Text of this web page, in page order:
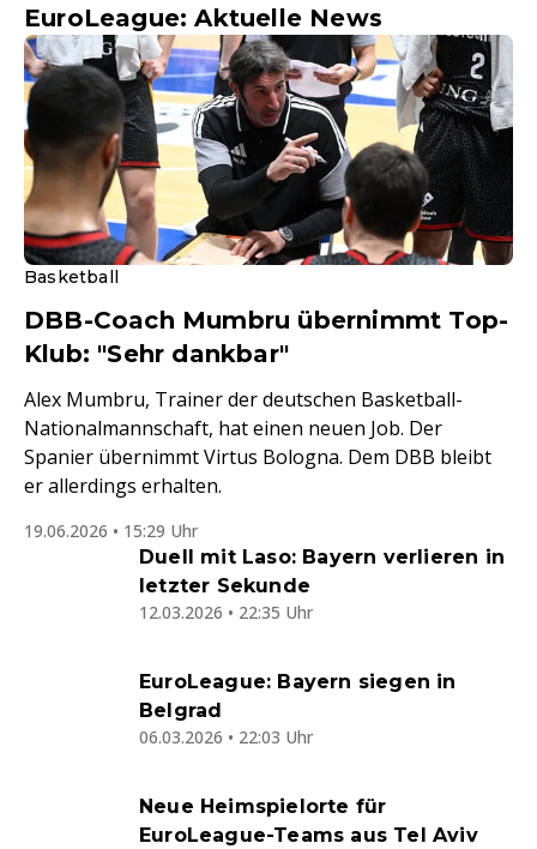
EuroLeague: Aktuelle News
Basketball
DBB-Coach Mumbru übernimmt Top-
Klub: "Sehr dankbar"
Alex Mumbru, Trainer der deutschen Basketball-
Nationalmannschaft, hat einen neuen Job. Der
Spanier übernimmt Virtus Bologna. Dem DBB bleibt
er allerdings erhalten.
19.06.2026 • 15:29 Uhr
Duell mit Laso: Bayern verlieren in
letzter Sekunde
12.03.2026 • 22:35 Uhr
EuroLeague: Bayern siegen in
Belgrad
06.03.2026 • 22:03 Uhr
Neue Heimspielorte für
EuroLeague-Teams aus Tel Aviv